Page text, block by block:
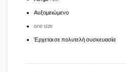
Αυξομειώμενο
one size
Έρχεται σε πολυτελή συσκευασία